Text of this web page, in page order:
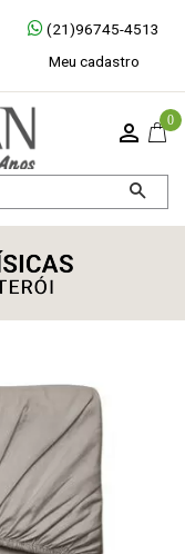
(21)96745-4513
Meu cadastro
0
Fechar [×]